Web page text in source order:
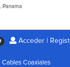
Panama
Acceder |
Cables Coaxiales